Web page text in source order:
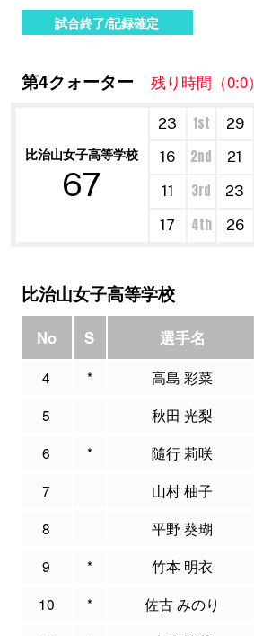
試合終了/記録確定
第4クォーター 残り時間（0:0）
比治山女子高等学校
67
23 1st
29
16 2nd
21
11
3rd
23
17
4th 26
比治山女子高等学校
No S 選手名
4 * 高島 彩菜
5
秋田 光梨
6
* 隨行 莉咲
7
山村 柚子
8
平野 葵瑚
9
* 竹本 明衣
10
* 佐古 みのり